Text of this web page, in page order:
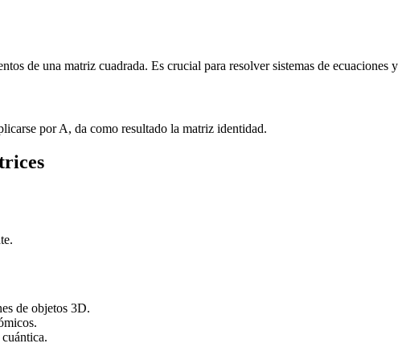
de una matriz cuadrada. Es crucial para resolver sistemas de ecuaciones
por A, da como resultado la matriz identidad.
de objetos 3D.